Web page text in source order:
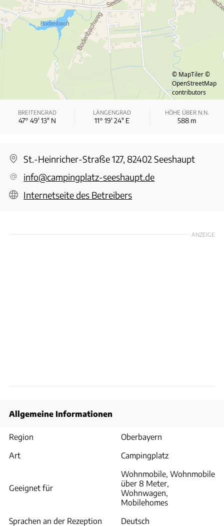
© MapTiler ©
OpenStreetMap
contributors
BREITENGRAD
47° 49′ 13″ N
LÄNGENGRAD
11° 19′ 24″ E
HÖHE ÜBER N.N.
588 m
St.-Heinricher-Straße 127, 82402 Seeshaupt
info@campingplatz-seeshaupt.de
Internetseite des Betreibers
ANZEIGE
Allgemeine Informationen
Region
Oberbayern
Art
Campingplatz
Geeignet für
Wohnmobile, Wohnmobile
über 8 Meter,
Wohnwagen,
Mobilehomes
Sprachen an der Rezeption
Deutsch